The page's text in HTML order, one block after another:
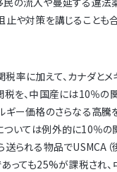
止や対策を講じることも
率に加えて、カナダと
を、中国産には10％の
ギー価格のさらなる高騰
いては例外的に10％の
送られる物品でUSMCA（
っても25%が課税され